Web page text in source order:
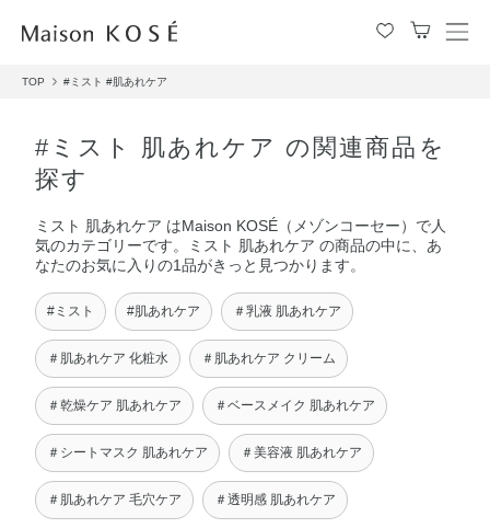
メ
TOP #ミスト #肌あれケア
#ミスト 肌あれケア の関連商品を
探す
ミスト 肌あれケア はMaison KOSÉ（メゾンコーセー）で人
気のカテゴリーです。ミスト 肌あれケア の商品の中に、あ
なたのお気に入りの1品がきっと見つかります。
#ミスト #肌あれケア ＃乳液 肌あれケア
＃肌あれケア 化粧水 ＃肌あれケア クリーム
＃乾燥ケア 肌あれケア ＃ベースメイク 肌あれケア
＃シートマスク 肌あれケア ＃美容液 肌あれケア
＃肌あれケア 毛穴ケア ＃透明感 肌あれケア